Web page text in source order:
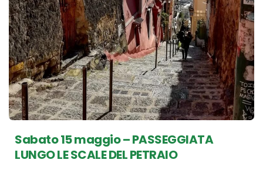
Sabato 15 maggio – PASSEGGIATA
LUNGO LE SCALE DEL PETRAIO